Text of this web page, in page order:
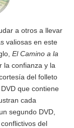
a otros a llevar
valiosas en este
El Camino a la
la confianza y la
del folleto
DVD que contiene
cada
un segundo DVD,
del